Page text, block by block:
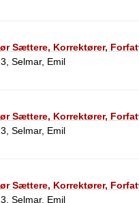
Sættere, Korrektører,
Selmar, Emil
Sættere, Korrektører,
Selmar, Emil
Sættere, Korrektører,
Selmar, Emil